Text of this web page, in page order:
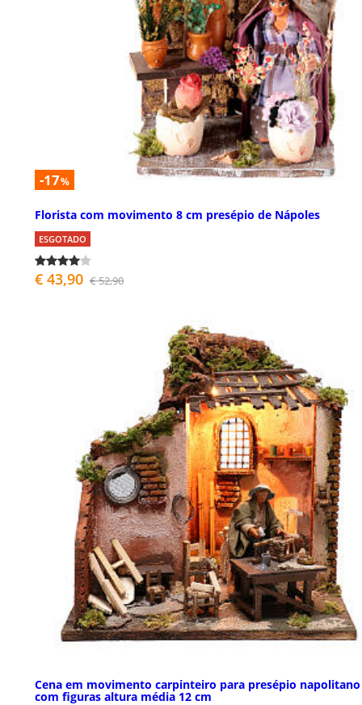
-17%
Florista com movimento 8 cm presépio de Nápoles
ESGOTADO
€ 43,90 € 52,90
Cena em movimento carpinteiro para presépio napolitano
com figuras altura média 12 cm